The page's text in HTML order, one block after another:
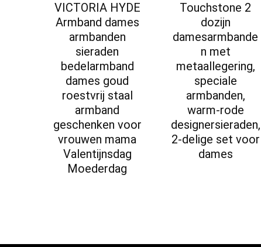
VICTORIA HYDE
Armband dames
armbanden
sieraden
bedelarmband
dames goud
roestvrij staal
armband
geschenken voor
vrouwen mama
Valentijnsdag
Moederdag
Touchstone 2
dozijn
damesarmbande
n met
metaallegering,
speciale
armbanden,
warm-rode
designersieraden,
2-delige set voor
dames